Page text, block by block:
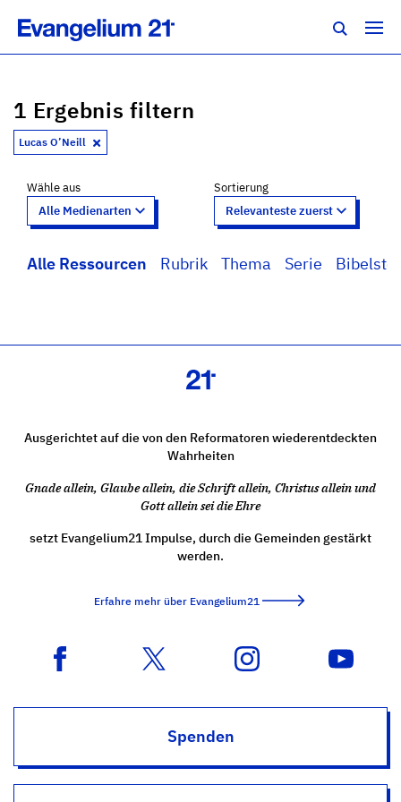
1 Ergebnis filtern
Lucas O’Neill
Wähle aus
Alle Ressourcen Rubrik Thema Serie
Sortierung
Ausgerichtet auf die von den Reformatoren wiederentdeckten
Wahrheiten
Gnade allein, Glaube allein, die Schrift allein, Christus allein und
Gott allein sei die Ehre
setzt Evangelium21 Impulse, durch die Gemeinden gestärkt
werden.
Erfahre mehr über Evangelium21
Spenden